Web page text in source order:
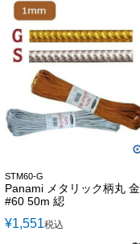
STM60-G
Panami メタリック柄丸 金
#60 50m 綛
¥1,551税込